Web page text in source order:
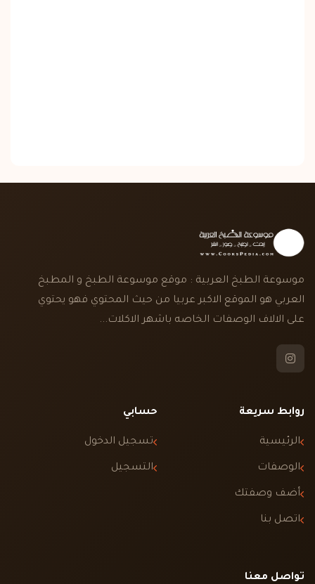
موسوعة الطبخ العربية : موقع موسوعة الطبخ و المطبخ
العربي هو الموقع الاكبر عربيا من حيث المحتوي فهو يحتوي
على الالاف الوصفات الخاصه باشهر الاكلات...
روابط سريعة
الرئيسية
الوصفات
أضف وصفتك
اتصل بنا
حسابي
تسجيل الدخول
التسجيل
تواصل معنا